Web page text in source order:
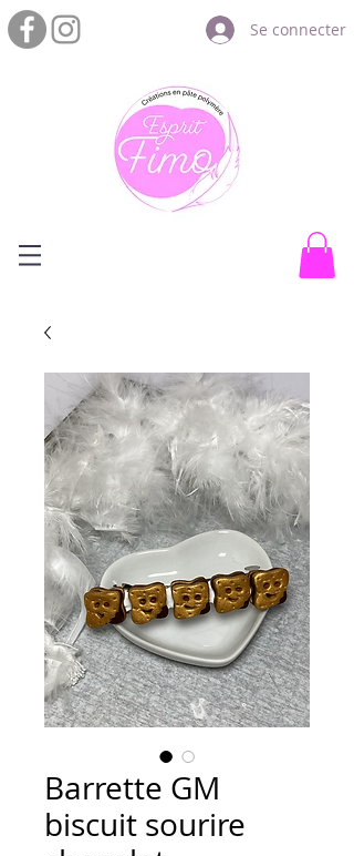
Se connecter
Barrette GM
biscuit sourire